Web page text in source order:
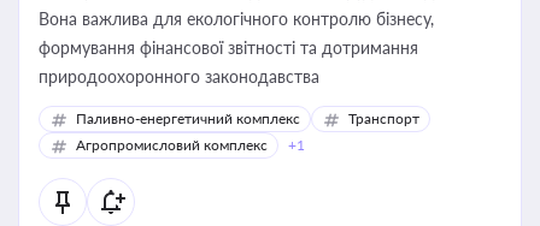
Вона важлива для екологічного контролю бізнесу,
формування фінансової звітності та дотримання
природоохоронного законодавства
Паливно-енергетичний комплекс
Транспорт
Агропромисловий комплекс
+1